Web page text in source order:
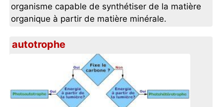
organisme capable de synthétiser de la matière
organique à partir de matière minérale.
autotrophe